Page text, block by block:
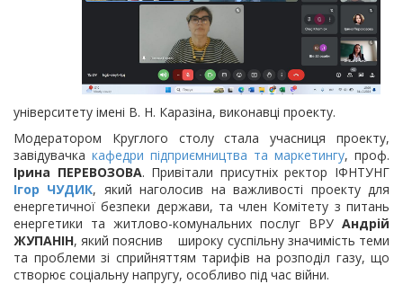
університету імені В. Н. Каразіна, виконавці проекту.
Модератором Круглого столу стала учасниця проекту,
завідувачка кафедри підприємництва та маркетингу, проф.
Ірина ПЕРЕВОЗОВА. Привітали присутніх ректор ІФНТУНГ
Ігор ЧУДИК, який наголосив на важливості проекту для
енергетичної безпеки держави, та член Комітету з питань
енергетики та житлово-комунальних послуг ВРУ Андрій
ЖУПАНІН, який пояснив широку суспільну значимість теми
та проблеми зі сприйняттям тарифів на розподіл газу, що
створює соціальну напругу, особливо під час війни.